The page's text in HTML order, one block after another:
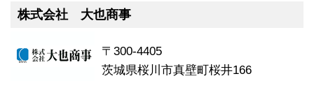
株式会社 大也商事
〒300-4405
茨城県桜川市真壁町桜井166